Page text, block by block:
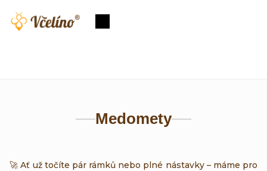
Nákupní
Medomety
🚀 Ať už točíte pár rámků nebo plné nástavky – máme pro